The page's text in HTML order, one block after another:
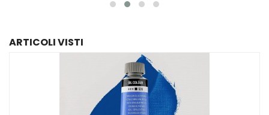
ARTICOLI VISTI